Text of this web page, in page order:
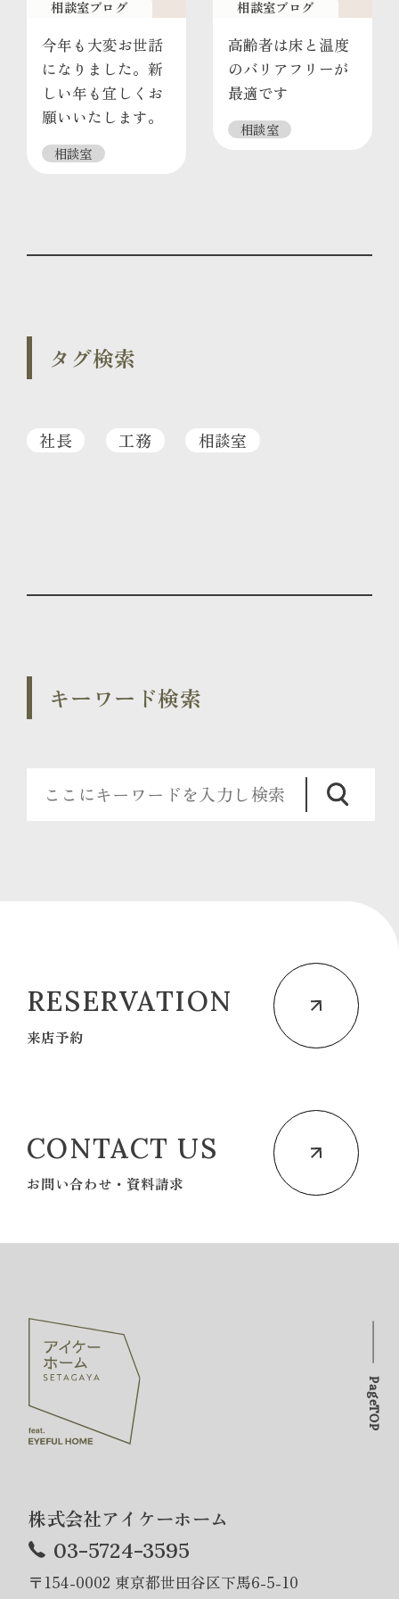
相談室ブログ
今年も大変お世話
になりました。新
しい年も宜しくお
願いいたします。
相談室
相談室ブログ
高齢者は床と温度
のバリアフリーが
最適です
相談室
タグ検索
社長 工務 相談室
キーワード検索
RESERVATION
来店予約
CONTACT US
お問い合わせ・資料請求
株式会社アイケーホーム
03-5724-3595
〒154-0002 東京都世田谷区下馬6-5-10
PageTOP